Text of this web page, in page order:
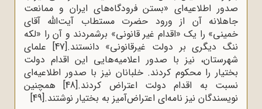
صدور اطلاعیه‌ای «بستن‌ فرودگاه‌های‌ ایران‌ و ممانعت‌
جاهلانه‌‌ آن‌ از ورود حضرت‌ مستطاب‌ آیت‌الله آقای‌
خمینی‌» را یک «اقدام‌ غیر قانونی‌» برشمردند و آن‌ را «لکه‌‌
ننگ‌ دیگری‌ بر دولت‌ غیرقانونی‌» دانستند.[47]
علمای‌
شهرستان‌، نیز با صدور اعلامیه‌هایی‌ این‌ اقدام‌ دولت‌
بختیار را محکوم‌ کردند. خلبانان‌ نیز با صدور اطلاعیه‌ای‌
نسبت‌ به‌ اقدام‌ دولت‌ اعتراض‌ کردند.[48]
همچنین
نویسندگان‌ نیز نامه‌ای‌ اعتراض‌آمیز به‌ بختیار نوشتند.[49]